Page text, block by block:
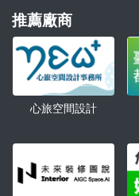
推薦廠商
心旅空間設計